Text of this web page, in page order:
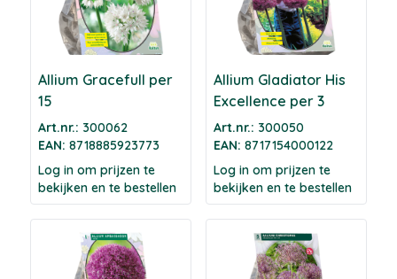
Allium Gracefull per
15
Art.nr.: 300062
EAN: 8718885923773
Log in om prijzen te
bekijken en te bestellen
Allium Gladiator His
Excellence per 3
Art.nr.: 300050
EAN: 8717154000122
Log in om prijzen te
bekijken en te bestellen